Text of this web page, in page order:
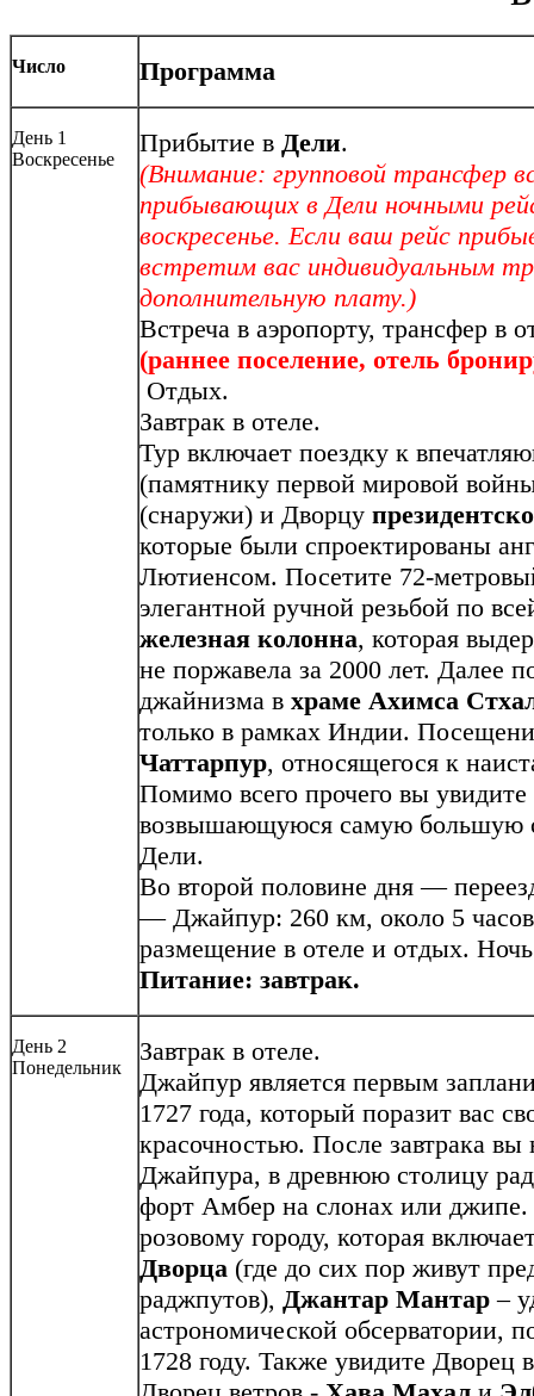
Число Программа
День 1
Воскресенье
Прибытие в Дели.
(Внимание: групповой трансфер
прибывающих в Дели ночными
воскресенье. Если ваш рейс
встретим вас индивидуальным
дополнительную плату.)
Встреча в аэропорту, трансфер в
(раннее поселение, отель
Отдых.
Завтрак в отеле.
Тур включает поездку к
(памятнику первой мировой
(снаружи) и Дворцу
которые были спроектированы
Лютиенсом. Посетите 72-
элегантной ручной резьбой по
железная колонна, которая
не поржавела за 2000 лет. Далее
джайнизма в храме Ахимса
только в рамках Индии.
Чаттарпур, относящегося к
Помимо всего прочего вы увидите
возвышающуюся самую большую
Дели.
Во второй половине дня —
— Джайпур: 260 км, около 5
размещение в отеле и отдых.
Питание: завтрак.
День 2
Понедельник
Завтрак в отеле.
Джайпур является первым
1727 года, который поразит вас
красочностью. После завтрака вы
Джайпура, в древнюю столицу
форт Амбер на слонах или джипе.
розовому городу, которая
Дворца (где до сих пор живут
раджпутов), Джантар Мантар –
астрономической обсерватории,
1728 году. Также увидите Дворец